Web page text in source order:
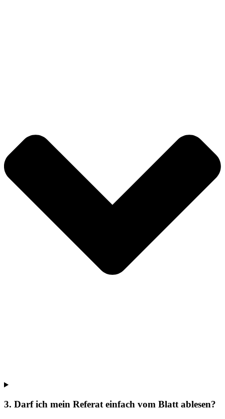
3. Darf ich mein Referat einfach vom Blatt ablesen?